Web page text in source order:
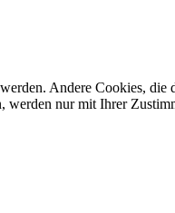
Andere Cookies,
werden nur mit Ihrer